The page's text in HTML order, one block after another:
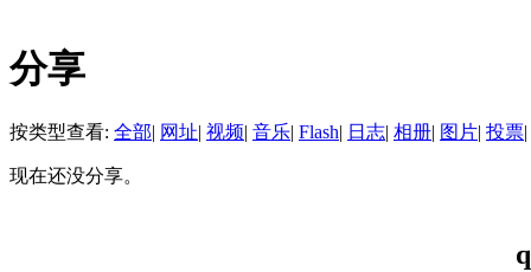
分享
按类型查看: 全部 网址 视频 音乐 Flash 日志 相册 图片 投票
现在还没分享。